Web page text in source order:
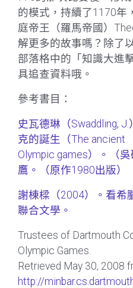
的模式，持續了1170年
庭帝王（羅馬帝國）
解更多的故事嗎？除了
部落格中的「知識大進
具追查資料哦。
參考書目：
史瓦德琳（Swaddling,
克的誕生（The ancient
Olympic games）。（
鷹。（原作1980出版）
謝棟樑（2004）。看希
聯合文學。
Trustees of Dartmouth
Olympic Games.
Retrieved May 30, 2008
http://